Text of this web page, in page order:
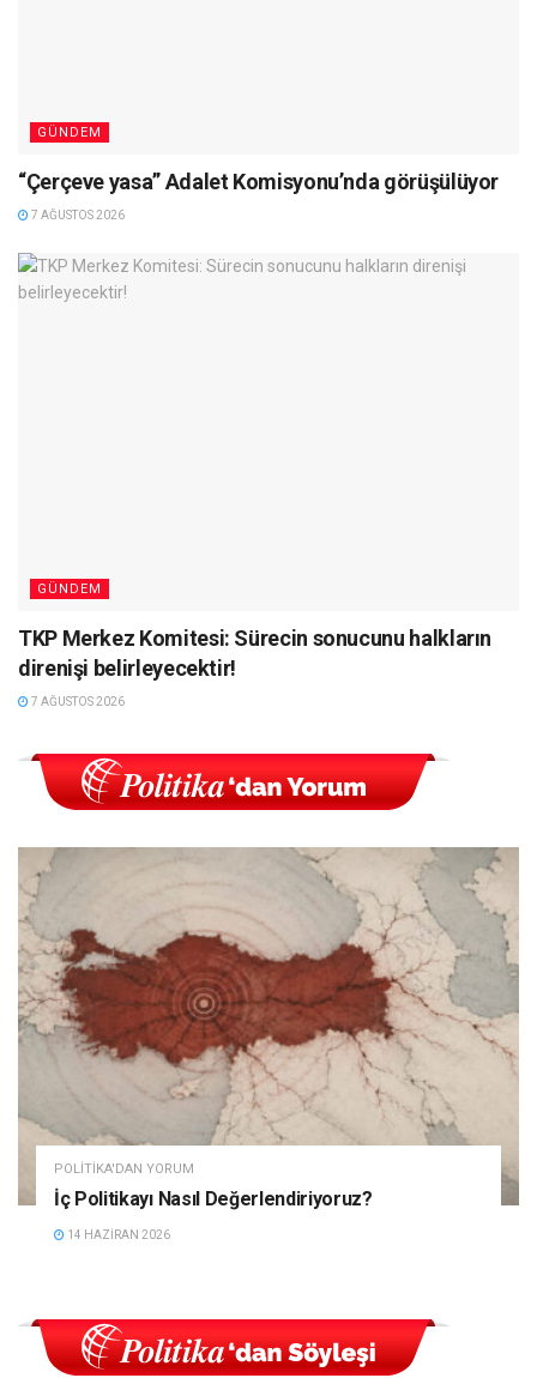
GÜNDEM
“Çerçeve yasa” Adalet Komisyonu’nda görüşülüyor
7 AĞUSTOS 2026
GÜNDEM
TKP Merkez Komitesi: Sürecin sonucunu halkların
direnişi belirleyecektir!
7 AĞUSTOS 2026
POLITIKA'DAN YORUM
İç Politikayı Nasıl Değerlendiriyoruz?
14 HAZIRAN 2026